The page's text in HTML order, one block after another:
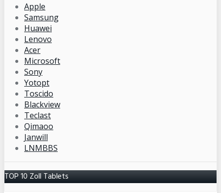
Apple
Samsung
Huawei
Lenovo
Acer
Microsoft
Sony
Yotopt
Toscido
Blackview
Teclast
Qimaoo
Janwill
LNMBBS
TOP 10 Zoll Tablets